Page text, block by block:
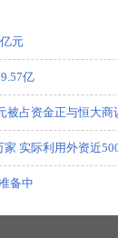
元
亿
被占资金正与恒大商
实际利用外资近
备中
示